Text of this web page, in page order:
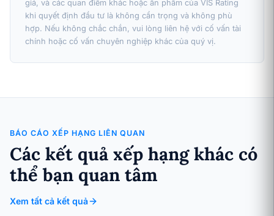
giá, và các quan điểm khác hoặc ấn phẩm của VIS Rating
khi quyết định đầu tư là không cẩn trọng và không phù
hợp. Nếu không chắc chắn, vui lòng liên hệ với cố vấn tài
chính hoặc cố vấn chuyên nghiệp khác của quý vị.
BÁO CÁO XẾP HẠNG LIÊN QUAN
Các kết quả xếp hạng khác có
thể bạn quan tâm
Xem tất cả kết quả